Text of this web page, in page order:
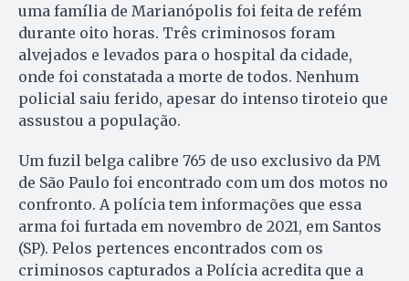
uma família de Marianópolis foi feita de refém
durante oito horas. Três criminosos foram
alvejados e levados para o hospital da cidade,
onde foi constatada a morte de todos. Nenhum
policial saiu ferido, apesar do intenso tiroteio que
assustou a população.
Um fuzil belga calibre 765 de uso exclusivo da PM
de São Paulo foi encontrado com um dos motos no
confronto. A polícia tem informações que essa
arma foi furtada em novembro de 2021, em Santos
(SP). Pelos pertences encontrados com os
criminosos capturados a Polícia acredita que a